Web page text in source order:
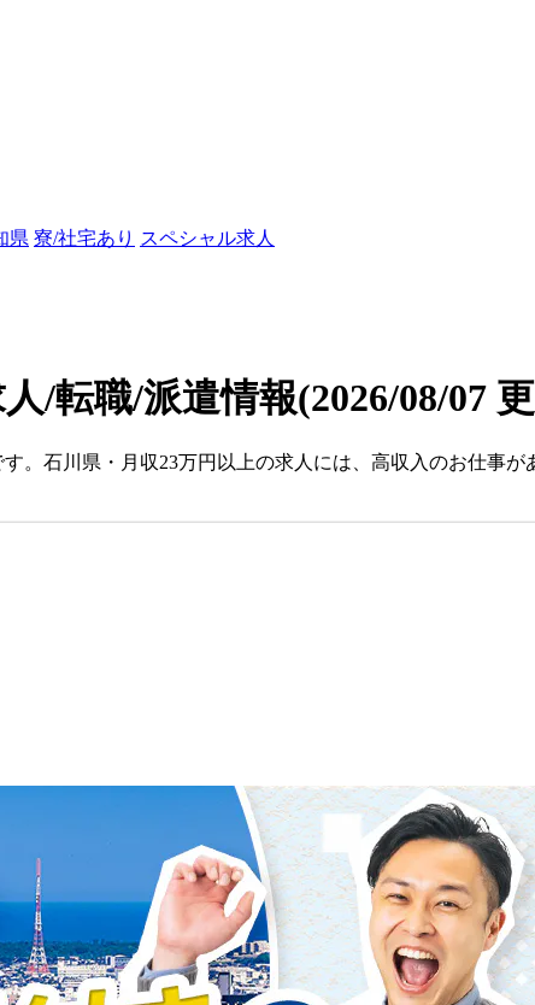
県 寮/社宅あり スペシャル求人
/転職/派遣情報(2026/08/07
。石川県・月収23万円以上の求人には、高収入のお仕事